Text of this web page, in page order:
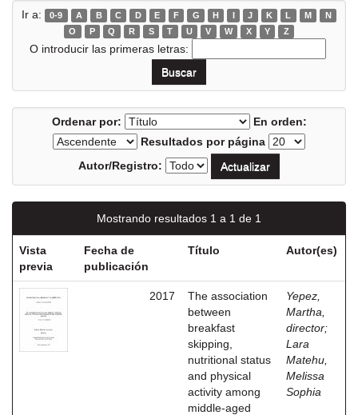
Ir a: 0-9 A B C D E F G H I J K L M
N
O
P Q R S T U V W X Y Z
O introducir las primeras letras:
Ordenar por:
En orden:
Resultados por página
Autor/Registro:
Mostrando resultados 1 a 1 de 1
Vista
previa
Fecha de
publicación
Título Autor(es)
2017
The association
between
breakfast
skipping,
nutritional status
and physical
activity among
middle-aged
Yepez,
Martha,
director;
Lara
Matehu,
Melissa
Sophia